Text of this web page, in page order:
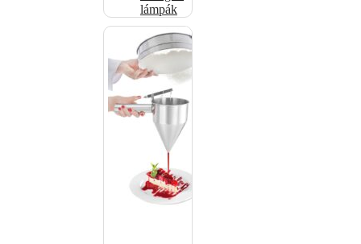
lámpák